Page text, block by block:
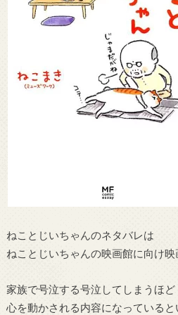
ねことじいちゃんのネタバレは
ねことじいちゃんの映画館に向け映
家族で号泣する号泣してしまうほど
心を動かされる内容になっていると